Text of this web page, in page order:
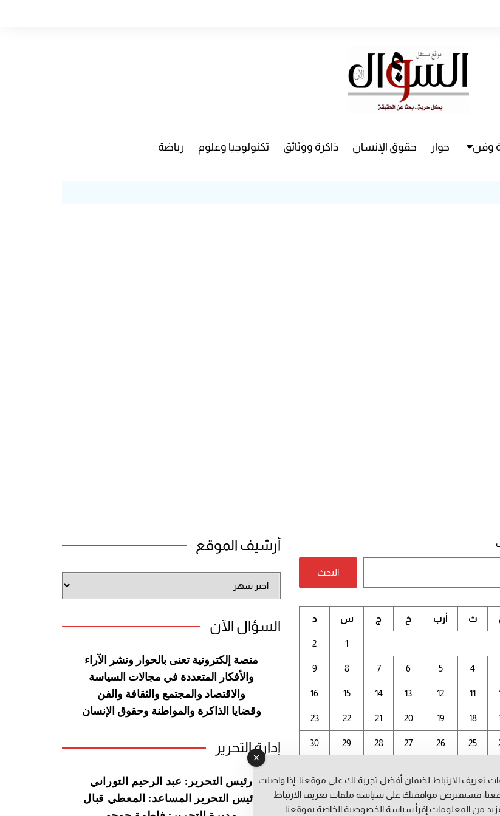
وفن حوار حقوق الإنسان ذاكرة ووثائق تكنولوجيا وعلوم رياضة
البحث
أغسطس 2026
ث أرب خ ج س د
1
2
4
5
6
7
8
9
11
12
13
14
15
16
18
19
20
21
22
23
25
26
27
28
29
30
أرشيف الموقع
الموقع
السؤال الآن
منصة إلكترونية تعنى بالحوار ونشر
الآراء
والأفكار المتعددة في مجالات السياسة
والاقتصاد والمجتمع والثقافة والفن
وقضايا الذاكرة والمواطنة وحقوق الإنسان
إدارة التحرير
رئيس التحرير: عبد الرحيم التوراني
رئيس التحرير المساعد: المعطي قبال
تعريف الارتباط لضمان أفضل تجربة لك على موقعنا. إذا واصلت
فسنفترض موافقتك على سياسة ملفات تعريف الارتباط
من المعلومات إقرأ سياسة الخصوصيةالخاصة بموقعنا.